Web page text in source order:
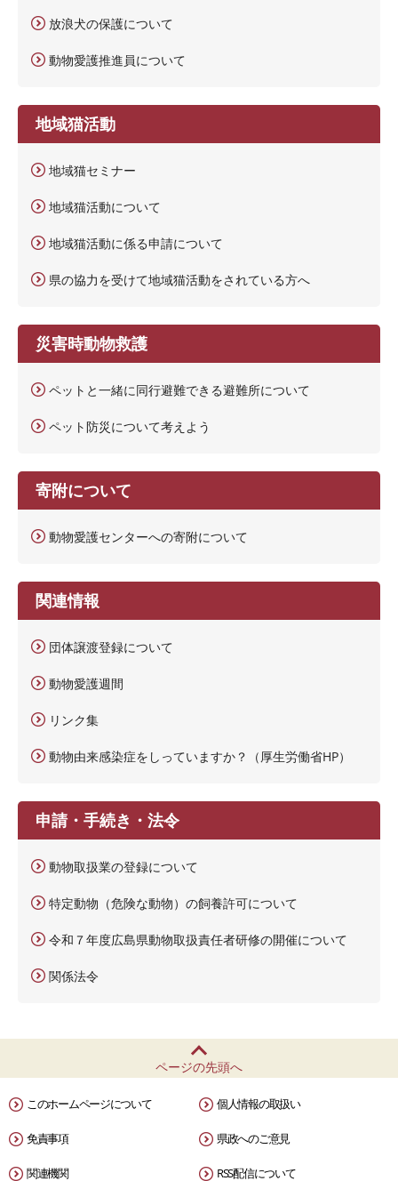
放浪犬の保護について
動物愛護推進員について
地域猫活動
地域猫セミナー
地域猫活動について
地域猫活動に係る申請について
県の協力を受けて地域猫活動をされている方へ
災害時動物救護
ペットと一緒に同行避難できる避難所について
ペット防災について考えよう
寄附について
動物愛護センターへの寄附について
関連情報
団体譲渡登録について
動物愛護週間
リンク集
動物由来感染症をしっていますか？（厚生労働省HP）
申請・手続き・法令
動物取扱業の登録について
特定動物（危険な動物）の飼養許可について
令和７年度広島県動物取扱責任者研修の開催について
関係法令
ページの先頭へ
このホームページについて 個人情報の取扱い
免責事項 県政へのご意見
関連機関 RSS配信について